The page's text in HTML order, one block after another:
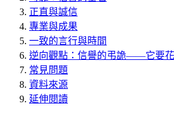
正直與誠信
專業與成果
一致的言行與時間
逆向觀點：信譽的弔詭——它要
常見問題
資料來源
延伸閱讀